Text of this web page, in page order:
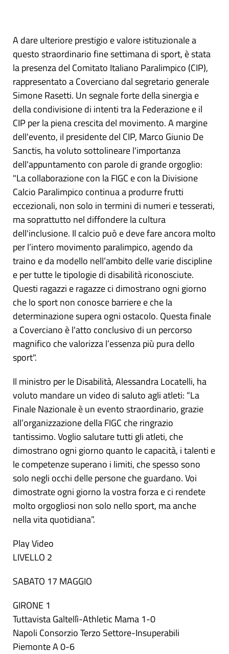
A dare ulteriore prestigio e valore istituzionale a
questo straordinario fine settimana di sport, è stata
la presenza del Comitato Italiano Paralimpico (CIP),
rappresentato a Coverciano dal segretario generale
Simone Rasetti. Un segnale forte della sinergia e
della condivisione di intenti tra la Federazione e il
CIP per la piena crescita del movimento. A margine
dell'evento, il presidente del CIP, Marco Giunio De
Sanctis, ha voluto sottolineare l'importanza
dell'appuntamento con parole di grande orgoglio:
"La collaborazione con la FIGC e con la Divisione
Calcio Paralimpico continua a produrre frutti
eccezionali, non solo in termini di numeri e tesserati,
ma soprattutto nel diffondere la cultura
dell'inclusione. Il calcio può e deve fare ancora molto
per l’intero movimento paralimpico, agendo da
traino e da modello nell’ambito delle varie discipline
e per tutte le tipologie di disabilità riconosciute.
Questi ragazzi e ragazze ci dimostrano ogni giorno
che lo sport non conosce barriere e che la
determinazione supera ogni ostacolo. Questa finale
a Coverciano è l'atto conclusivo di un percorso
magnifico che valorizza l’essenza più pura dello
sport".
Il ministro per le Disabilità, Alessandra Locatelli, ha
voluto mandare un video di saluto agli atleti: “La
Finale Nazionale è un evento straordinario, grazie
all’organizzazione della FIGC che ringrazio
tantissimo. Voglio salutare tutti gli atleti, che
dimostrano ogni giorno quanto le capacità, i talenti e
le competenze superano i limiti, che spesso sono
solo negli occhi delle persone che guardano. Voi
dimostrate ogni giorno la vostra forza e ci rendete
molto orgogliosi non solo nello sport, ma anche
nella vita quotidiana”.
Play Video
LIVELLO 2
SABATO 17 MAGGIO
GIRONE 1
Tuttavista Galtellì-Athletic Mama 1-0
Napoli Consorzio Terzo Settore-Insuperabili
Piemonte A 0-6